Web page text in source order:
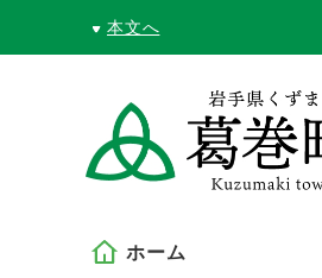
本文へ
ホーム